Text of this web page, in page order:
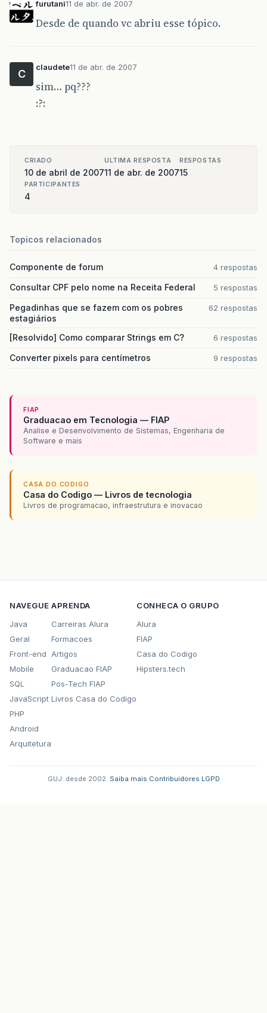
furutani11 de abr. de 2007
Desde de quando vc abriu esse tópico.
C
claudete11 de abr. de 2007
sim… pq???
:?:
CRIADO
10 de abril de 2007
ULTIMA RESPOSTA
11 de abr. de 2007
RESPOSTAS
15
PARTICIPANTES
4
Topicos relacionados
Componente de forum 4 respostas
Consultar CPF pelo nome na Receita Federal 5 respostas
Pegadinhas que se fazem com os pobres
estagiários
62 respostas
[Resolvido] Como comparar Strings em C? 6 respostas
Converter pixels para centímetros 9 respostas
FIAP
Graduacao em Tecnologia — FIAP
Analise e Desenvolvimento de Sistemas, Engenharia de
Software e mais
CASA DO CODIGO
Casa do Codigo — Livros de tecnologia
Livros de programacao, infraestrutura e inovacao
NAVEGUE
Java
Geral
Front-end
Mobile
SQL
JavaScript
PHP
Android
Arquitetura
APRENDA
Carreiras Alura
Formacoes
Artigos
Graduacao FIAP
Pos-Tech FIAP
Livros Casa do Codigo
CONHECA O GRUPO
Alura
FIAP
Casa do Codigo
Hipsters.tech
GUJ: desde 2002. Saiba mais Contribuidores LGPD